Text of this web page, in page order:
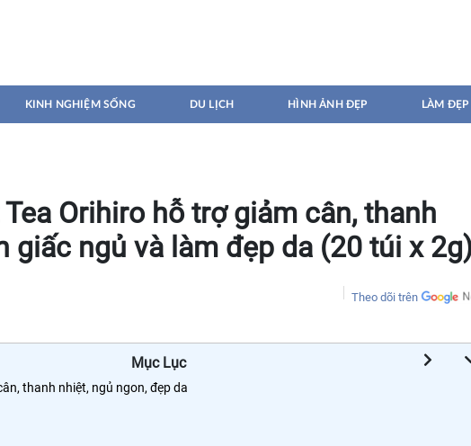
KINH NGHIỆM SỐNG DU LỊCH HÌNH ẢNH ĐẸP LÀM ĐẸP
Orihiro hỗ trợ giảm cân, thanh
giấc ngủ và làm đẹp da (20 túi x
Theo dõi trên
Mục Lục
thanh nhiệt, ngủ ngon, đẹp da